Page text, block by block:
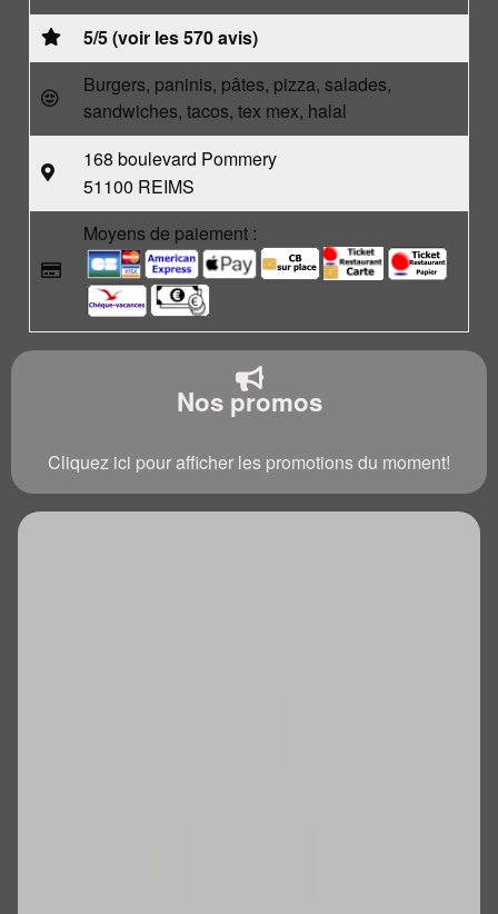
5/5 (voir les 570 avis)
Burgers, paninis, pâtes, pizza, salades,
sandwiches, tacos, tex mex, halal
168 boulevard Pommery
51100 REIMS
Moyens de paiement :
Nos promos
Cliquez ici pour afficher les promotions du moment!